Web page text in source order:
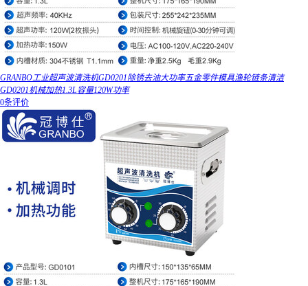
GRANBO工业超声波清洗机GD0201除锈去油大功率五金零件模具渔轮链条清洁
GD0201机械加热1.3L容量120W功率
0条评价